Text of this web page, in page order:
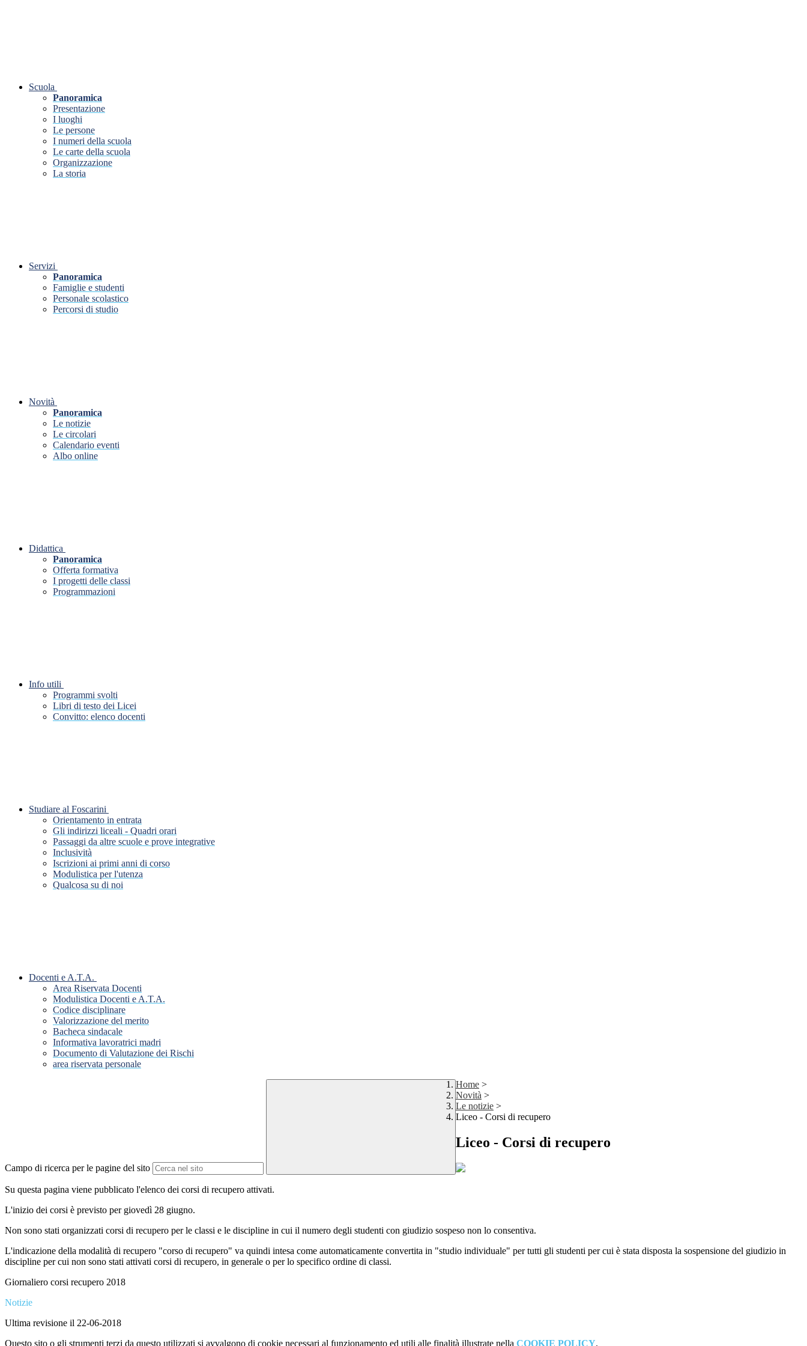
Scuola
Panoramica
Presentazione
I luoghi
Le persone
I numeri della scuola
Le carte della scuola
Organizzazione
La storia
Servizi
Panoramica
Famiglie e studenti
Personale scolastico
Percorsi di studio
Novità
Panoramica
Le notizie
Le circolari
Calendario eventi
Albo online
Didattica
Panoramica
Offerta formativa
I progetti delle classi
Programmazioni
Info utili
Programmi svolti
Libri di testo dei Licei
Convitto: elenco docenti
Studiare al Foscarini
Orientamento in entrata
Gli indirizzi liceali - Quadri orari
Passaggi da altre scuole e prove integrative
Inclusività
Iscrizioni ai primi anni di corso
Modulistica per l'utenza
Qualcosa su di noi
Docenti e A.T.A.
Area Riservata Docenti
Modulistica Docenti e A.T.A.
Codice disciplinare
Valorizzazione del merito
Bacheca sindacale
Informativa lavoratrici madri
Documento di Valutazione dei Rischi
area riservata personale
Campo di ricerca per le pagine del sito
Home >
Novità >
Le notizie >
Liceo - Corsi di recupero
Liceo - Corsi di recupero
Su questa pagina viene pubblicato l'elenco dei corsi di recupero attivati.
L'inizio dei corsi è previsto per giovedì 28 giugno.
Non sono stati organizzati corsi di recupero per le classi e le discipline in cui il numero degli studenti con giudizio sospeso non lo consentiva.
L'indicazione della modalità di recupero "corso di recupero" va quindi intesa come automaticamente convertita in "studio individuale" per tutti gli studenti per cui è stata disposta la sospensione del giudizio in
discipline per cui non sono stati attivati corsi di recupero, in generale o per lo specifico ordine di classi.
Giornaliero corsi recupero 2018
Notizie
Ultima revisione il 22-06-2018
Questo sito o gli strumenti terzi da questo utilizzati si avvalgono di cookie necessari al funzionamento ed utili alle finalità illustrate nella COOKIE POLICY.